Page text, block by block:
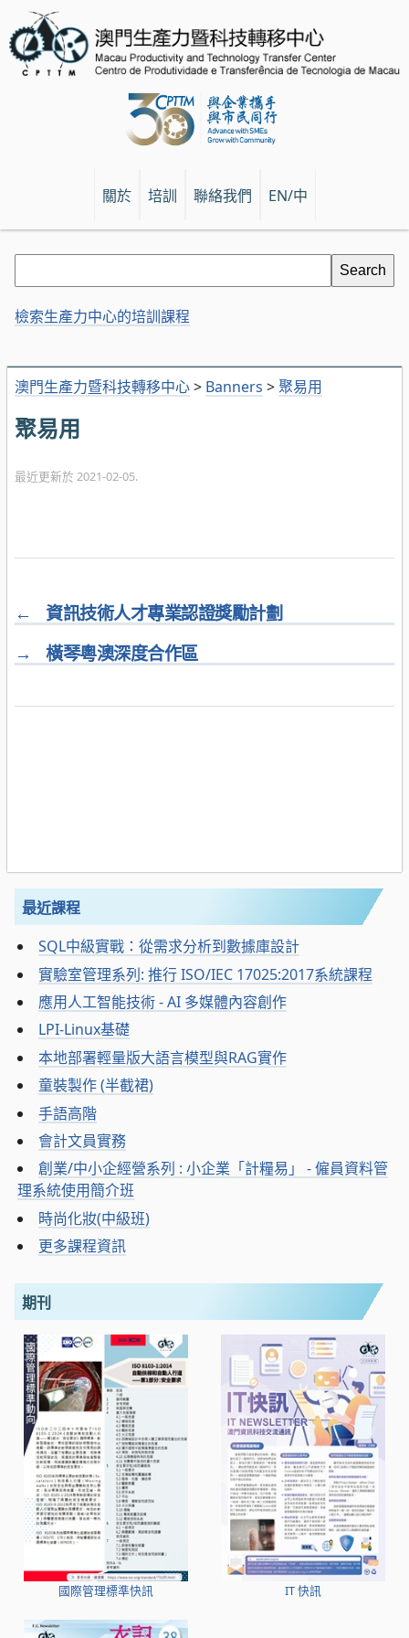
關於 培訓 聯絡我們 EN/中
澳門生產力暨科技轉移中心> Banners >聚易用
聚易用
最近更新於 2021-02-05.
←
資訊技術人才專業認證獎勵計劃
→
橫琴粵澳深度合作區
檢索生產力中心的培訓課程
最近課程
SQL中級實戰：從需求分析到數據庫設計
實驗室管理系列: 推行 ISO/IEC 17025:2017系統課程
應用人工智能技術 - AI 多媒體內容創作
LPI-Linux基礎
本地部署輕量版大語言模型與RAG實作
童裝製作 (半截裙)
手語高階
會計文員實務
創業/中小企經營系列 : 小企業「計糧易」 - 僱員資料管
理系統使用簡介班
時尚化妝(中級班)
更多課程資訊
期刊
國際管理標準快訊 IT 快訊